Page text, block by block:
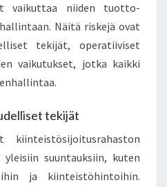
vaikuttaa niiden tuotto-
Näitä riskejä ovat
tekijät, operatiiviset
vaikutukset, jotka kaikki
tekijät
kiinteistösijoitusrahaston
suuntauksiin, kuten
ja kiinteistöhintoihin.